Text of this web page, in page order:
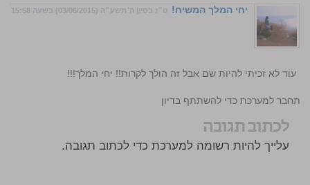
יחי המלך המשיח! ט״ז בסיון ה׳תשע״ה (03/06/2015) בשעה 15:58
עוד לא זכיתי להיות שם אבל זה הולך לקרות!! יחי המלך!!!
התחבר למערכת כדי להשתתף בדיון
לכתוב תגובה
עלייך להיות רשומה למערכת כדי לכתוב תגובה.